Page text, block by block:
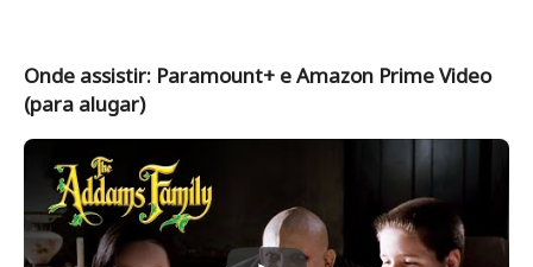
Onde assistir: Paramount+ e Amazon Prime Video
(para alugar)